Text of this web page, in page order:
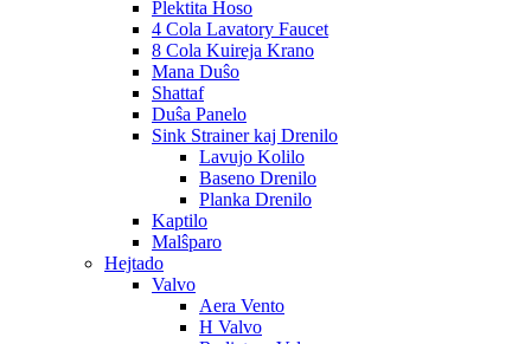
Plektita Hoso
4 Cola Lavatory Faucet
8 Cola Kuireja Krano
Mana Duŝo
Shattaf
Duŝa Panelo
Sink Strainer kaj Drenilo
Lavujo Kolilo
Baseno Drenilo
Planka Drenilo
Kaptilo
Malŝparo
Hejtado
Valvo
Aera Vento
H Valvo